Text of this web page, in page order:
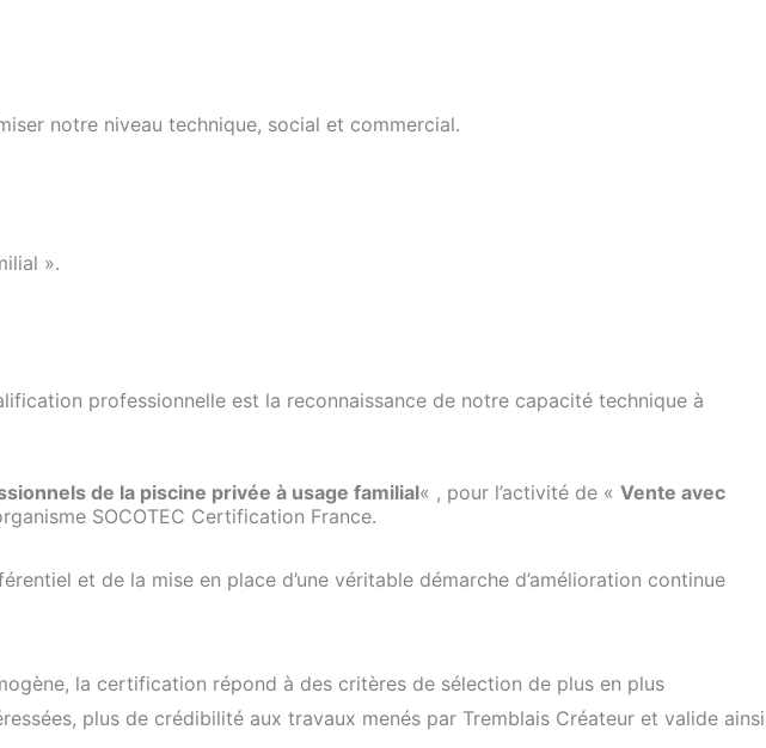
notre niveau technique, social et commercial.
».
professionnelle est la reconnaissance de notre capacité technique à
de la piscine privée à usage familial« , pour l’activité de « Vente avec
SOCOTEC Certification France.
et de la mise en place d’une véritable démarche d’amélioration continue
la certification répond à des critères de sélection de plus en plus
plus de crédibilité aux travaux menés par Tremblais Créateur et valide ainsi